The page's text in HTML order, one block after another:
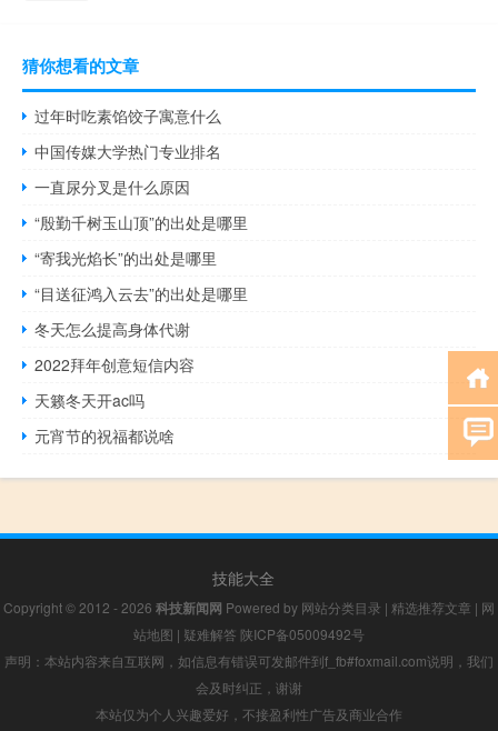
猜你想看的文章
过年时吃素馅饺子寓意什么
中国传媒大学热门专业排名
一直尿分叉是什么原因
“殷勤千树玉山顶”的出处是哪里
“寄我光焰长”的出处是哪里
“目送征鸿入云去”的出处是哪里
冬天怎么提高身体代谢
2022拜年创意短信内容
天籁冬天开ac吗
元宵节的祝福都说啥
技能大全
Copyright © 2012 - 2026 科技新闻网 Powered by 网站分类目录 | 精选推荐文章 | 网
站地图 | 疑难解答 陕ICP备05009492号
声明：本站内容来自互联网，如信息有错误可发邮件到f_fb#foxmail.com说明，我们
会及时纠正，谢谢
本站仅为个人兴趣爱好，不接盈利性广告及商业合作